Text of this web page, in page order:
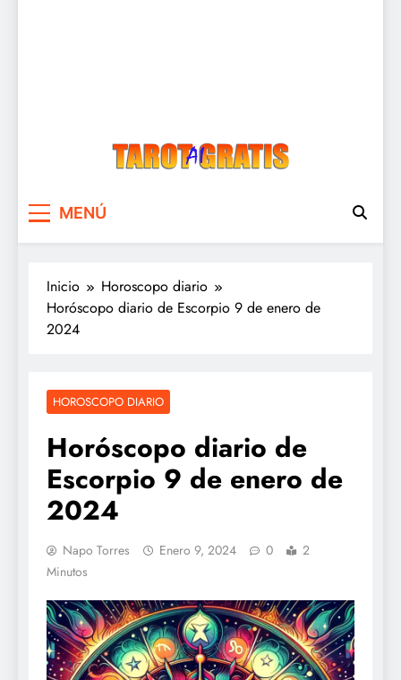
MENÚ
Inicio
Horoscopo diario
Horóscopo diario de Escorpio 9 de enero de
2024
HOROSCOPO DIARIO
Horóscopo diario de
Escorpio 9 de enero de
2024
Napo Torres Enero 9, 2024 0
2
Minutos